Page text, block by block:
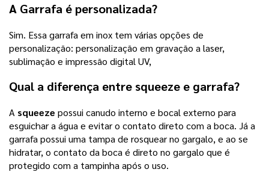
A Garrafa é personalizada?
Sim. Essa garrafa em inox tem várias opções de
personalização: personalização em gravação a laser,
sublimação e impressão digital UV,
Qual a diferença entre squeeze e garrafa?
A squeeze possui canudo interno e bocal externo para
esguichar a água e evitar o contato direto com a boca. Já a
garrafa possui uma tampa de rosquear no gargalo, e ao se
hidratar, o contato da boca é direto no gargalo que é
protegido com a tampinha após o uso.